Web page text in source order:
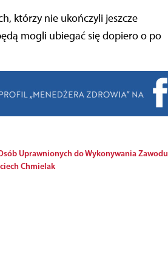
którzy nie ukończyli jeszcze
mogli ubiegać się dopiero o po
Uprawnionych do Wykonywania Zawodu
Chmielak